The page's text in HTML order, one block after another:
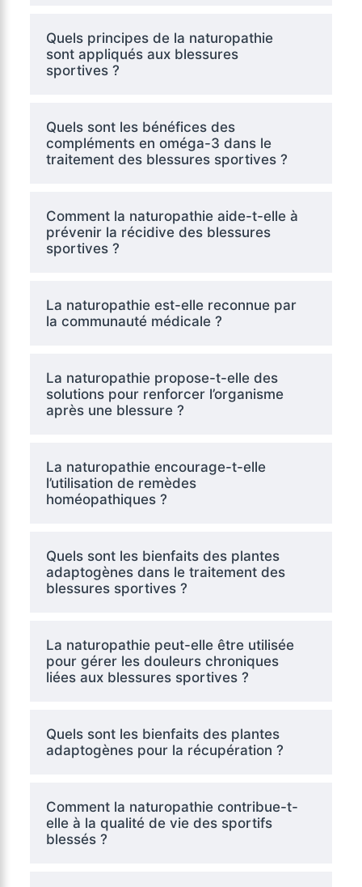
Quels principes de la naturopathie
sont appliqués aux blessures
sportives ?
Quels sont les bénéfices des
compléments en oméga-3 dans le
traitement des blessures sportives ?
Comment la naturopathie aide-t-elle à
prévenir la récidive des blessures
sportives ?
La naturopathie est-elle reconnue par
la communauté médicale ?
La naturopathie propose-t-elle des
solutions pour renforcer l’organisme
après une blessure ?
La naturopathie encourage-t-elle
l’utilisation de remèdes
homéopathiques ?
Quels sont les bienfaits des plantes
adaptogènes dans le traitement des
blessures sportives ?
La naturopathie peut-elle être utilisée
pour gérer les douleurs chroniques
liées aux blessures sportives ?
Quels sont les bienfaits des plantes
adaptogènes pour la récupération ?
Comment la naturopathie contribue-t-
elle à la qualité de vie des sportifs
blessés ?